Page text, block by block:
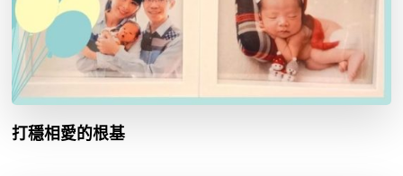
打穩相愛的根基